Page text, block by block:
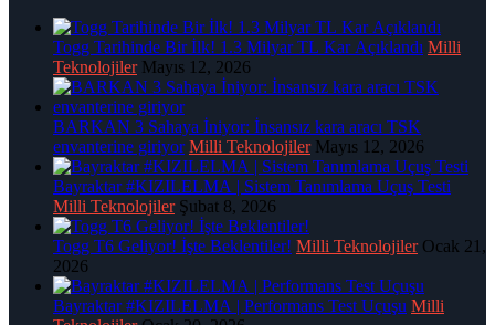
Togg Tarihinde Bir İlk! 1.3 Milyar TL Kar Açıklandı Milli
Teknolojiler Mayıs 12, 2026
BARKAN 3 Sahaya İniyor: İnsansız kara aracı TSK
envanterine giriyor Milli Teknolojiler Mayıs 12, 2026
Bayraktar #KIZILELMA | Sistem Tanımlama Uçuş Testi
Milli Teknolojiler Şubat 8, 2026
Togg T6 Geliyor! İşte Beklentiler! Milli Teknolojiler Ocak 21,
2026
Bayraktar #KIZILELMA | Performans Test Uçuşu Milli